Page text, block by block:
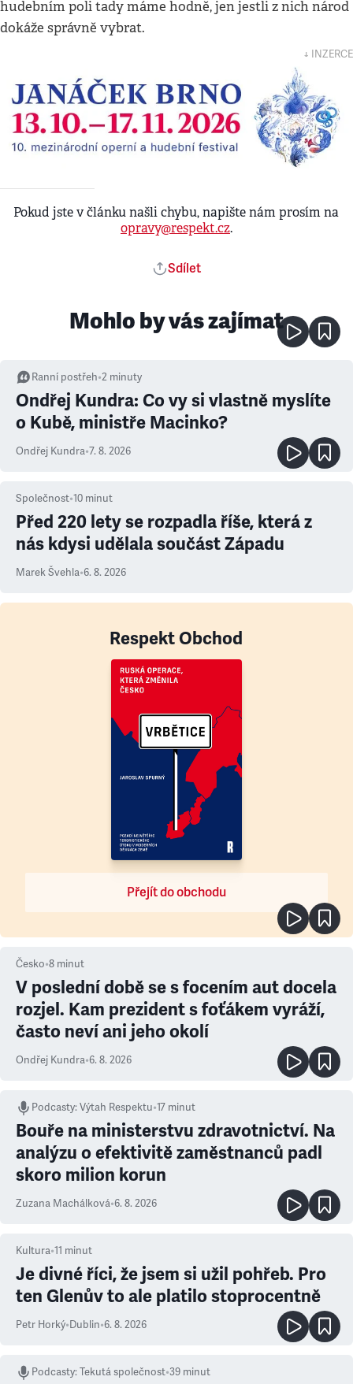
hudebním poli tady máme hodně, jen jestli z nich národ
dokáže správně vybrat.
↓ INZERCE
Pokud jste v článku našli chybu, napište nám prosím na
opravy@respekt.cz.
Sdílet
Mohlo by vás zajímat
Ranní postřeh•2 minuty
Ondřej Kundra: Co vy si vlastně myslíte
o Kubě, ministře Macinko?
Ondřej Kundra•7. 8. 2026
Společnost•10 minut
Před 220 lety se rozpadla říše, která z
nás kdysi udělala součást Západu
Marek Švehla•6. 8. 2026
Respekt Obchod
Přejít do obchodu
Česko•8 minut
V poslední době se s focením aut docela
rozjel. Kam prezident s foťákem vyráží,
často neví ani jeho okolí
Ondřej Kundra•6. 8. 2026
Podcasty:Výtah Respektu•17 minut
Bouře na ministerstvu zdravotnictví. Na
analýzu o efektivitě zaměstnanců padl
skoro milion korun
Zuzana Machálková•6. 8. 2026
Kultura•11 minut
Je divné říci, že jsem si užil pohřeb. Pro
ten Glenův to ale platilo stoprocentně
Petr Horký•Dublin•6. 8. 2026
Podcasty:Tekutá společnost•39 minut